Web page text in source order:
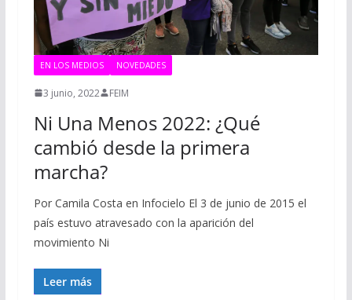
EN LOS MEDIOS NOVEDADES
3 junio, 2022 FEIM
Ni Una Menos 2022: ¿Qué
cambió desde la primera
marcha?
Por Camila Costa en Infocielo El 3 de junio de 2015 el
país estuvo atravesado con la aparición del
movimiento Ni
Leer más